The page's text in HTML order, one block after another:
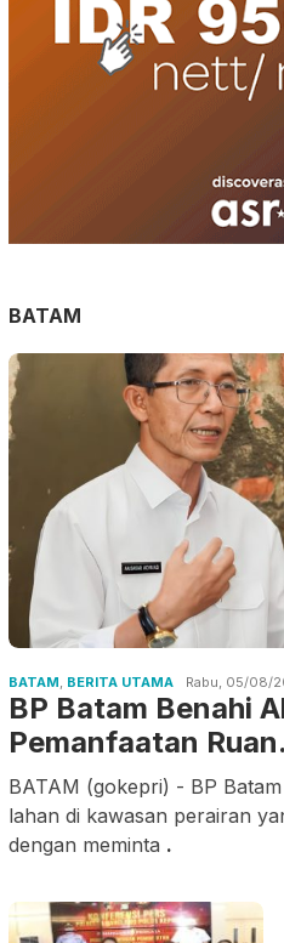
BATAM
BATAM, BERITA UTAMA Rabu, 05/08/
BP Batam Benahi
Pemanfaatan
BATAM (gokepri) - BP
lahan di kawasan perairan
dengan meminta .